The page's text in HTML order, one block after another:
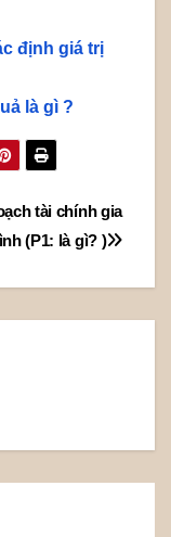
định giá trị
là gì ?
tài chính gia
(P1: là gì? )